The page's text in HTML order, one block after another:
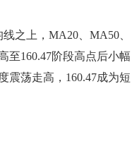
之上，MA20、MA50、
至160.47阶段高点后小幅
震荡走高，160.47成为短